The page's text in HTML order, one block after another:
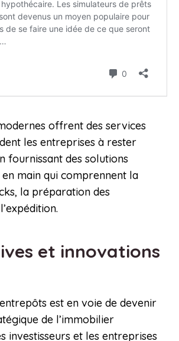
offrent des services
les entreprises à rester
fournissant des solutions
main qui comprennent la
la préparation des
et innovations
est en voie de devenir
de l’immobilier
investisseurs et les entreprises